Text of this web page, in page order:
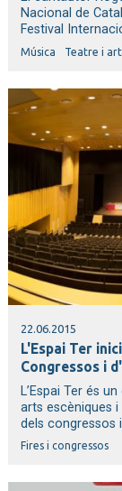
Nacional de
Festival
Música Teatre i
22.06.2015
L'Espai Ter
Congressos i
L’Espai Ter és
arts escèniques
dels congressos
Fires i congressos